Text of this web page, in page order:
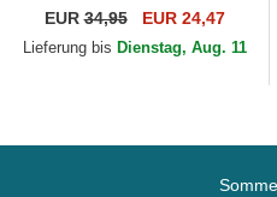
Game der Los Angeles
Dodgers MLB von New Era
EUR34,95 EUR 24,47
Lieferung bis Dienstag, Aug. 11